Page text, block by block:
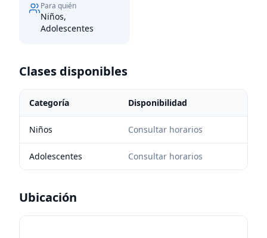
Para quién
Niños,
Adolescentes
Clases disponibles
Categoría Disponibilidad
Niños Consultar horarios
Adolescentes Consultar horarios
Ubicación